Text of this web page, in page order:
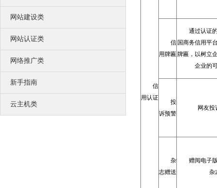
网站建设类
网站认证类
网络推广类
新手指南
云主机类
信
用认证
信
用牌匾
通过认证
国商务信用平
牌匾，以树立
企业的
投
诉预警
网友
杂
志赠送
赠阅电子
杂